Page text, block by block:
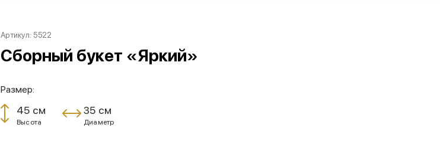
Артикул: 5522
Сборный букет «Яркий»
Размер:
45 см
Высота
35 см
Диаметр